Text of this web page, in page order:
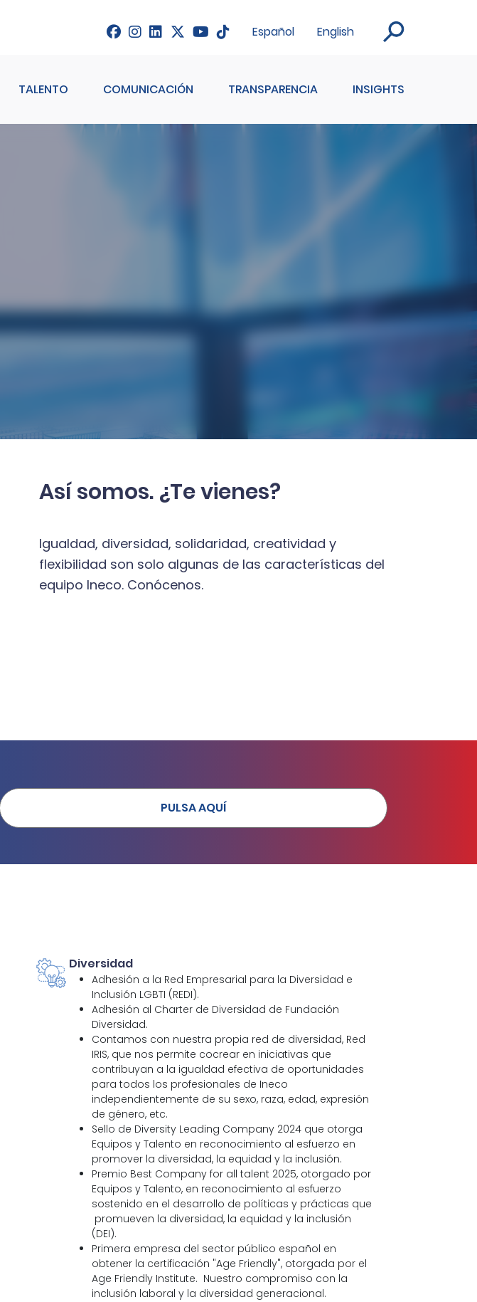
Español English
TALENTO COMUNICACIÓN TRANSPARENCIA INSIGHTS
Así somos. ¿Te vienes?
Igualdad, diversidad, solidaridad, creatividad y
flexibilidad son solo algunas de las características del
equipo Ineco. Conócenos.
PULSA AQUÍ
Diversidad
Adhesión a la Red Empresarial para la Diversidad e
Inclusión LGBTI (REDI).
Adhesión al Charter de Diversidad de Fundación
Diversidad.
Contamos con nuestra propia red de diversidad, Red
IRIS, que nos permite cocrear en iniciativas que
contribuyan a la igualdad efectiva de oportunidades
para todos los profesionales de Ineco
independientemente de su sexo, raza, edad, expresión
de género, etc.
Sello de Diversity Leading Company 2024 que otorga
Equipos y Talento en reconocimiento al esfuerzo en
promover la diversidad, la equidad y la inclusión.
Premio Best Company for all talent 2025, otorgado por
Equipos y Talento, en reconocimiento al esfuerzo
sostenido en el desarrollo de políticas y prácticas que
promueven la diversidad, la equidad y la inclusión
(DEI).
Primera empresa del sector público español en
obtener la certificación "Age Friendly", otorgada por el
Age Friendly Institute. Nuestro compromiso con la
inclusión laboral y la diversidad generacional.